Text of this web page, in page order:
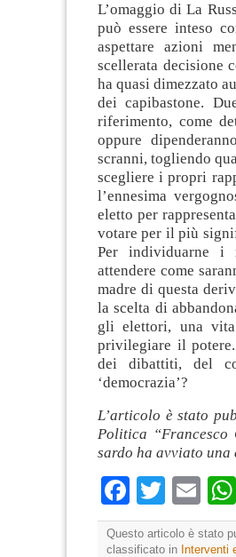
L’omaggio di La
può essere inteso
aspettare azioni
scellerata decisione
ha quasi dimezzato
dei capibastone.
riferimento, come
oppure
scranni, togliendo
scegliere i propri
l’ennesima
eletto per
votare per il più
Per individuarne i
attendere come
madre di questa
la scelta di
gli elettori, una
privilegiare il
dei dibattiti, del
‘democrazia’?
L’articolo è stato
Politica
sardo ha avviato
Facebook
Twitter
Questo articolo è stato
classificato in Interventi